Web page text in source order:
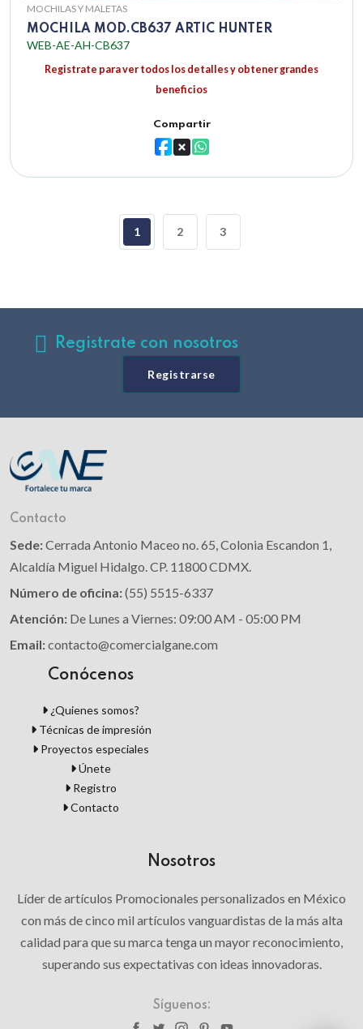
MOCHILAS Y MALETAS
MOCHILA MOD.CB637 ARTIC HUNTER
WEB-AE-AH-CB637
Registrate para ver todos los detalles y obtener grandes
beneficios
Compartir
1 2 3
Registrate con nosotros
Registrarse
Contacto
Sede:Cerrada Antonio Maceo no. 65, Colonia Escandon 1,
Alcaldía Miguel Hidalgo. CP. 11800 CDMX.
Número de oficina:(55) 5515-6337
Atención: De Lunes a Viernes: 09:00 AM - 05:00 PM
Email:contacto@comercialgane.com
Conócenos
¿Quienes somos?
Técnicas de impresión
Proyectos especiales
Únete
Registro
Contacto
Nosotros
Líder de artículos Promocionales personalizados en México
con más de cinco mil artículos vanguardistas de la más alta
calidad para que su marca tenga un mayor reconocimiento,
superando sus expectativas con ideas innovadoras.
Síguenos: